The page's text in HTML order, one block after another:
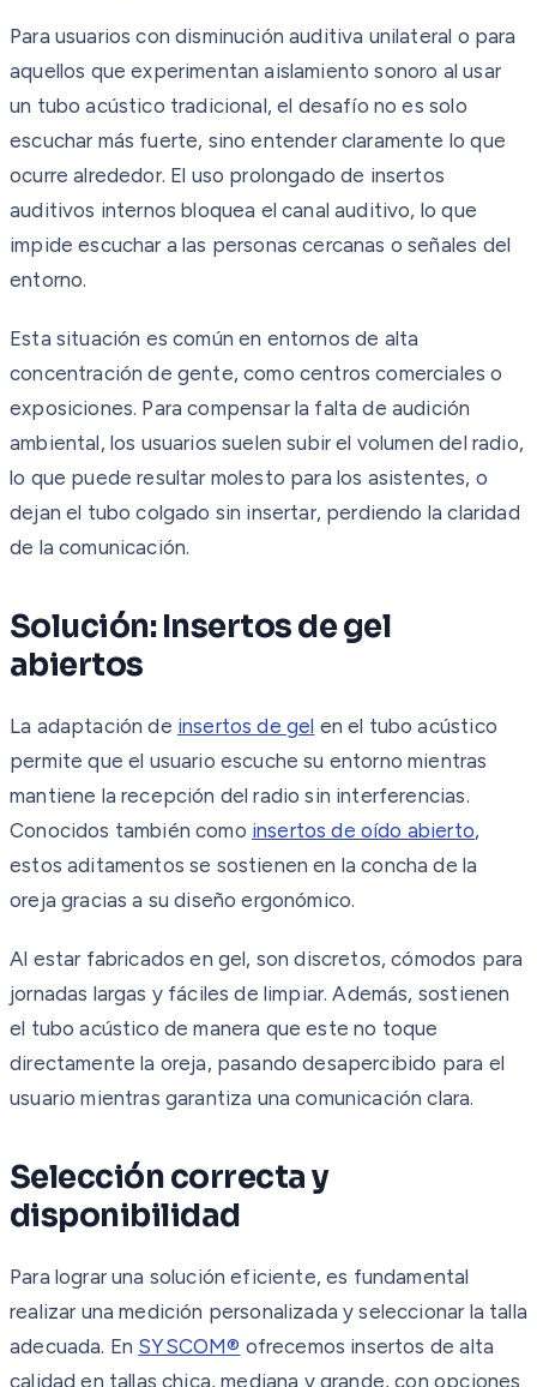
Para usuarios con disminución auditiva unilateral o para
aquellos que experimentan aislamiento sonoro al usar
un tubo acústico tradicional, el desafío no es solo
escuchar más fuerte, sino entender claramente lo que
ocurre alrededor. El uso prolongado de insertos
auditivos internos bloquea el canal auditivo, lo que
impide escuchar a las personas cercanas o señales del
entorno.
Esta situación es común en entornos de alta
concentración de gente, como centros comerciales o
exposiciones. Para compensar la falta de audición
ambiental, los usuarios suelen subir el volumen del radio,
lo que puede resultar molesto para los asistentes, o
dejan el tubo colgado sin insertar, perdiendo la claridad
de la comunicación.
Solución: Insertos de gel
abiertos
La adaptación de insertos de gel en el tubo acústico
permite que el usuario escuche su entorno mientras
mantiene la recepción del radio sin interferencias.
Conocidos también como insertos de oído abierto,
estos aditamentos se sostienen en la concha de la
oreja gracias a su diseño ergonómico.
Al estar fabricados en gel, son discretos, cómodos para
jornadas largas y fáciles de limpiar. Además, sostienen
el tubo acústico de manera que este no toque
directamente la oreja, pasando desapercibido para el
usuario mientras garantiza una comunicación clara.
Selección correcta y
disponibilidad
Para lograr una solución eficiente, es fundamental
realizar una medición personalizada y seleccionar la talla
adecuada. En SYSCOM® ofrecemos insertos de alta
calidad en tallas chica, mediana y grande, con opciones